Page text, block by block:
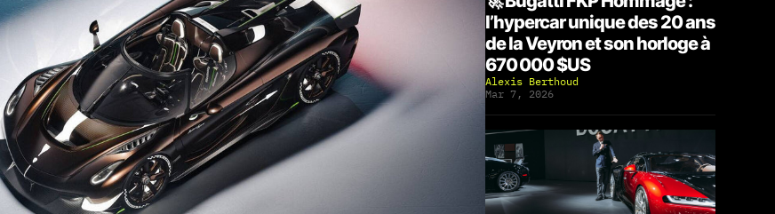
l’hypercar unique des 20 ans
de la Veyron et son horloge à
670 000 $US
Alexis Berthoud
Mar 7, 2026